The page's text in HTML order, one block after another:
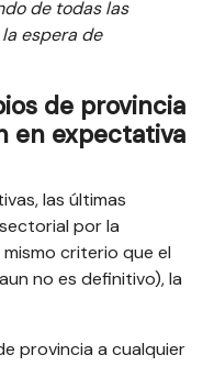
de todas las
espera de
de provincia
en expectativa
las últimas
por la
criterio que el
no es definitivo), la
provincia a cualquier